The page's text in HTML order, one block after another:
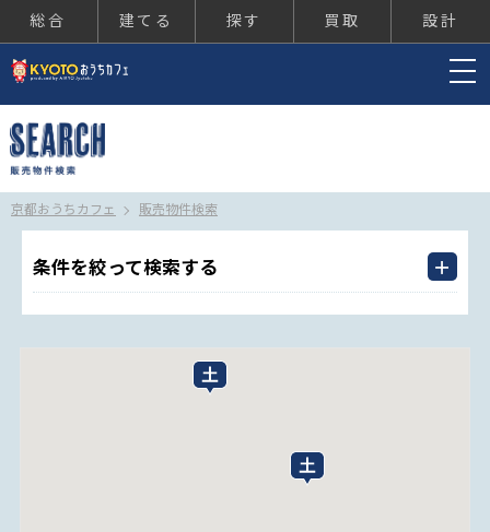
総合 建てる 探す 買取 設計
京都おうちカフェ 販売物件検索
条件を絞って検索する